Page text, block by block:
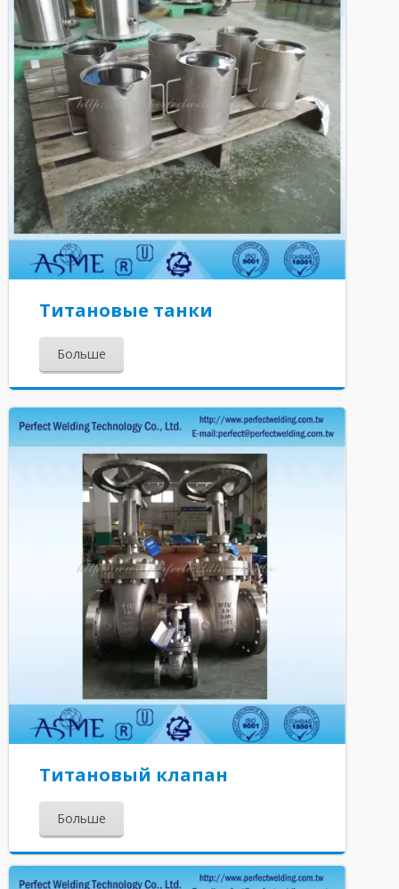
Титановые танки
Больше
Титановый клапан
Больше